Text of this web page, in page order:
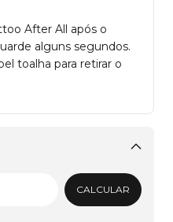
After All após o
alguns segundos.
toalha para retirar o
Cambiar CP
CALCULAR